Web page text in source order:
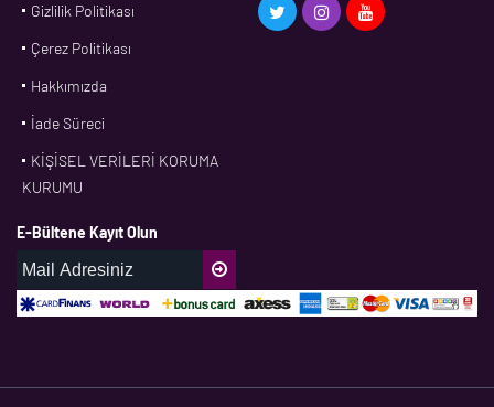
CDF
DPH
ECOPARTS
Gizlilik Politikası
Çerez Politikası
Hakkımızda
İade Süreci
KİŞİSEL VERİLERİ KORUMA
KURUMU
E-Bültene Kayıt Olun